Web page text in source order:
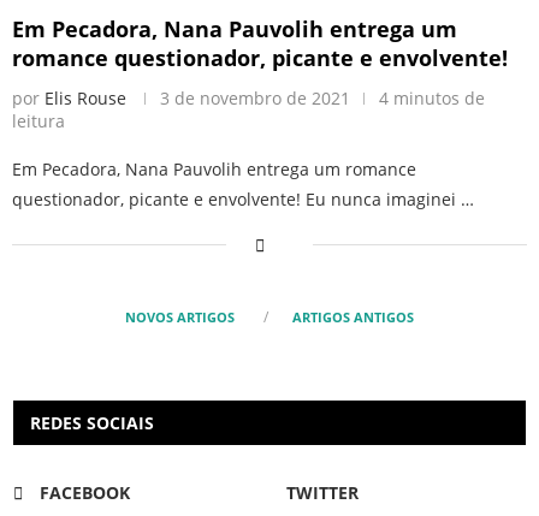
Em Pecadora, Nana Pauvolih entrega um
romance questionador, picante e envolvente!
por Elis Rouse 3 de novembro de 2021
4 minutos de
leitura
Em Pecadora, Nana Pauvolih entrega um romance
questionador, picante e envolvente! Eu nunca imaginei …
NOVOS ARTIGOS ARTIGOS ANTIGOS
REDES SOCIAIS
FACEBOOK
TWITTER